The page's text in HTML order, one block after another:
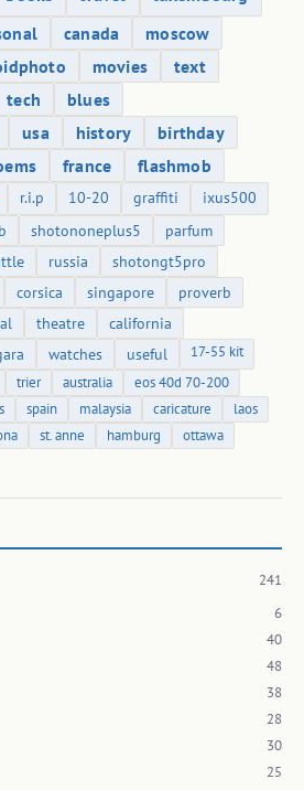
canada
moscow
movies
text
tech
blues
usa history
birthday
france
flashmob
r.i.p 10-20 graffiti
ixus500
shotononeplus5
parfum
russia
shotongt5pro
corsica singapore
proverb
theatre
california
watches useful
17-55 kit
trier australia
eos 40d 70-200
spain malaysia caricature
laos
st. anne hamburg
ottawa
241
6
40
48
38
28
30
25